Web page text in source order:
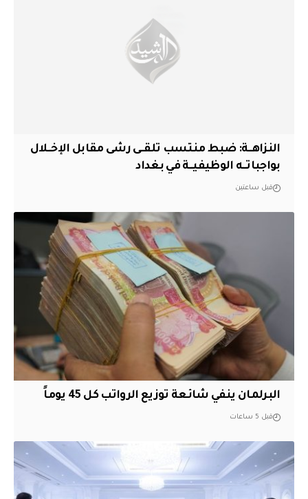
النزاهــة: ضبط منتسب تلقــى رشى مقابل الإخــلال
بواجباتــه الوظيفيــة في بغداد
قبل ساعتين
البرلمان ينفي شائعة توزيع الرواتب كل 45 يوماً
قبل 5 ساعات